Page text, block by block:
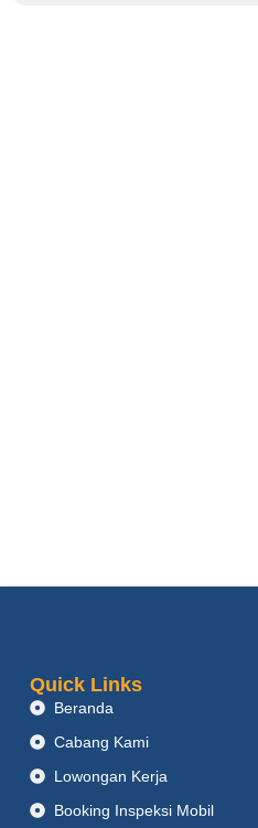
Quick Links
Beranda
Cabang Kami
Lowongan Kerja
Booking Inspeksi Mobil